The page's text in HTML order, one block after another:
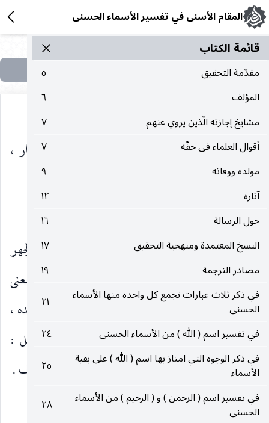
المقام الأسنى في تفسير الأسماء الحسنى
قائمة الکتاب
مقدّمة التحقيق
٥
المؤلف
٦
مشايخ إجازته الّذين يروي عنهم
٧
أقوال العلماء في حقّه
٧
مولده ووفاته
٩
آثاره
١٢
حول الرسالة
١٦
النسخ المعتمدة ومنهجية التحقيق
١٧
مصادر الترجمة
١٩
في ذكر ثلاث عبارات تجمع كل واحدة منها الأسماء
الحسنى
٢١
في تفسير اسم ( الله ) من الأسماء الحسنى
٢٤
في ذكر الوجوه التي امتاز بها اسم ( الله ) على بقية
الأسماء
٢٥
في تفسير اسم ( الرحمن ) و ( الرحيم ) من الأسماء
الحسنى
٢٨
الكفر في الدنيا ، بأن ضربهم بالرق والجزية والصغار ،
وفي الآخرة بالخلود في النار
السميع :
بمعنى السامع ، يسمع السّر والنجوى ، سواء عنده الجهر
والخفوت والنطق والسكوت . وقد يكون السميع بمعنى
القبول والإجابة ، ومنه قول المصلّي : سمع الله لمن حمده ،
معناه : قبل الله حمد من حمده واستجاب له . وقيل :
السميع العليم بالمسموعات ، وهي : الأصوات والحروف .
البصير :